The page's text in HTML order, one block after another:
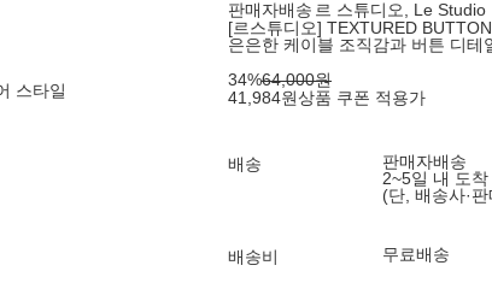
스타일
판매자배송 르 스튜디오, Le Studio
[르스튜디오] TEXTURED
은은한 케이블 조직감과 버튼 디테
34%64,000원
41,984원상품 쿠폰 적용가
배송
판매자배송
2~5일 내 도착
(단, 배송사·
배송비 무료배송